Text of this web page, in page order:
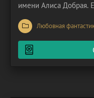
имени Алиса Добрая.
роду. Последнее
просиживанием на
это, к тому же, она
тотальный
Любовная